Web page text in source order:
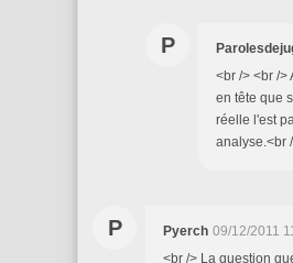
P
<br /> <br /
en tête que
réelle l'est
analyse.<br
P Pyerch 09/12/2011
<br /> La question